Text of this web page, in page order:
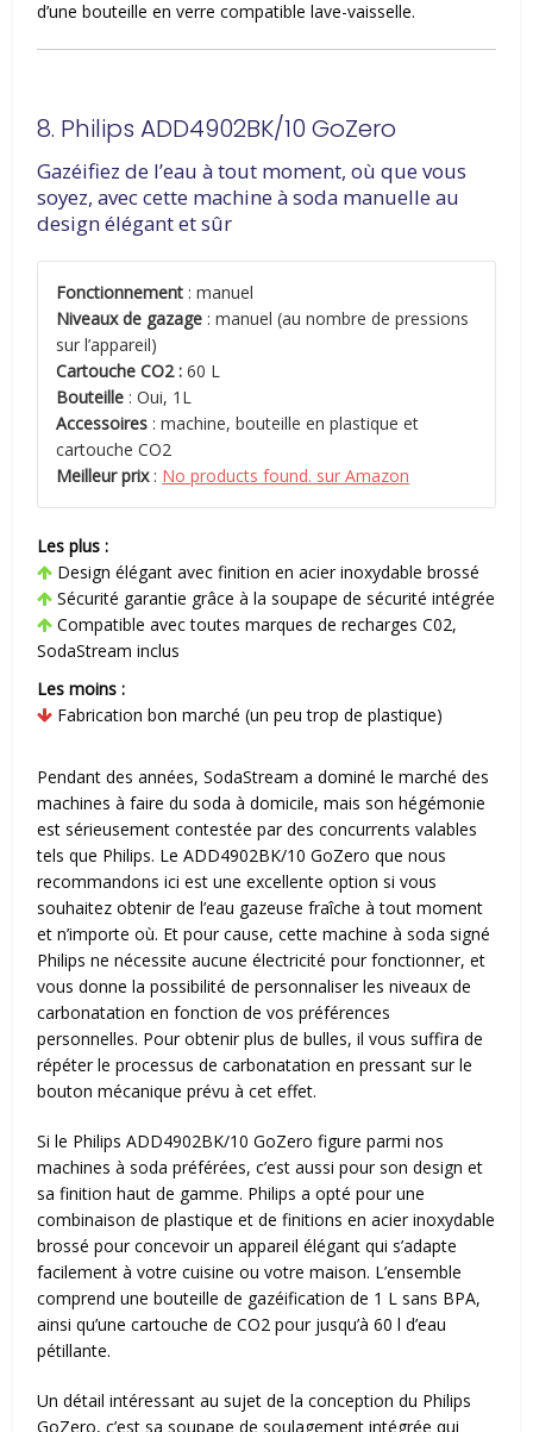
d’une bouteille en verre compatible lave-vaisselle.
8. Philips ADD4902BK/10 GoZero
Gazéifiez de l’eau à tout moment, où que vous
soyez, avec cette machine à soda manuelle au
design élégant et sûr
Fonctionnement : manuel
Niveaux de gazage : manuel (au nombre de pressions
sur l’appareil)
Cartouche CO2 :60 L
Bouteille : Oui, 1L
Accessoires : machine, bouteille en plastique et
cartouche CO2
Meilleur prix: No products found. sur Amazon
Les plus :
Design élégant avec finition en acier inoxydable brossé
Sécurité garantie grâce à la soupape de sécurité intégrée
Compatible avec toutes marques de recharges C02,
SodaStream inclus
Les moins :
Fabrication bon marché (un peu trop de plastique)
Pendant des années, SodaStream a dominé le marché des
machines à faire du soda à domicile, mais son hégémonie
est sérieusement contestée par des concurrents valables
tels que Philips. Le ADD4902BK/10 GoZero que nous
recommandons ici est une excellente option si vous
souhaitez obtenir de l’eau gazeuse fraîche à tout moment
et n’importe où. Et pour cause, cette machine à soda signé
Philips ne nécessite aucune électricité pour fonctionner, et
vous donne la possibilité de personnaliser les niveaux de
carbonatation en fonction de vos préférences
personnelles. Pour obtenir plus de bulles, il vous suffira de
répéter le processus de carbonatation en pressant sur le
bouton mécanique prévu à cet effet.
Si le Philips ADD4902BK/10 GoZero figure parmi nos
machines à soda préférées, c’est aussi pour son design et
sa finition haut de gamme. Philips a opté pour une
combinaison de plastique et de finitions en acier inoxydable
brossé pour concevoir un appareil élégant qui s’adapte
facilement à votre cuisine ou votre maison. L’ensemble
comprend une bouteille de gazéification de 1 L sans BPA,
ainsi qu’une cartouche de CO2 pour jusqu’à 60 l d’eau
pétillante.
Un détail intéressant au sujet de la conception du Philips
GoZero, c’est sa soupape de soulagement intégrée qui